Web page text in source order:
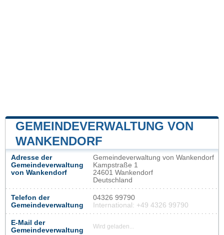
GEMEINDEVERWALTUNG VON
WANKENDORF
Adresse der
Gemeindeverwaltung
von Wankendorf
Gemeindeverwaltung von Wankendorf
Kampstraße 1
24601 Wankendorf
Deutschland
Telefon der
Gemeindeverwaltung
04326 99790
International: +49 4326 99790
E-Mail der
Gemeindeverwaltung
Wird geladen...